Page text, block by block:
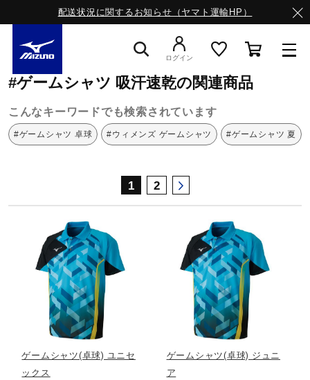
配送状況に関するお知らせ（ヤマト運輸HP）
ライフスタイルウエア
サッカー／フットサル
トレーニング
野球
ログイン
ミズノ公式オンライン 吸汗速乾
#ゲームシャツ 吸汗速乾の関連商品
こんなキーワードでも検索されています
#ゲームシャツ 卓球 #ウィメンズ ゲームシャツ #ゲームシャツ 夏
1 2
ゲームシャツ(卓球) ユニセ
ックス
ゲームシャツ(卓球) ジュニ
ア